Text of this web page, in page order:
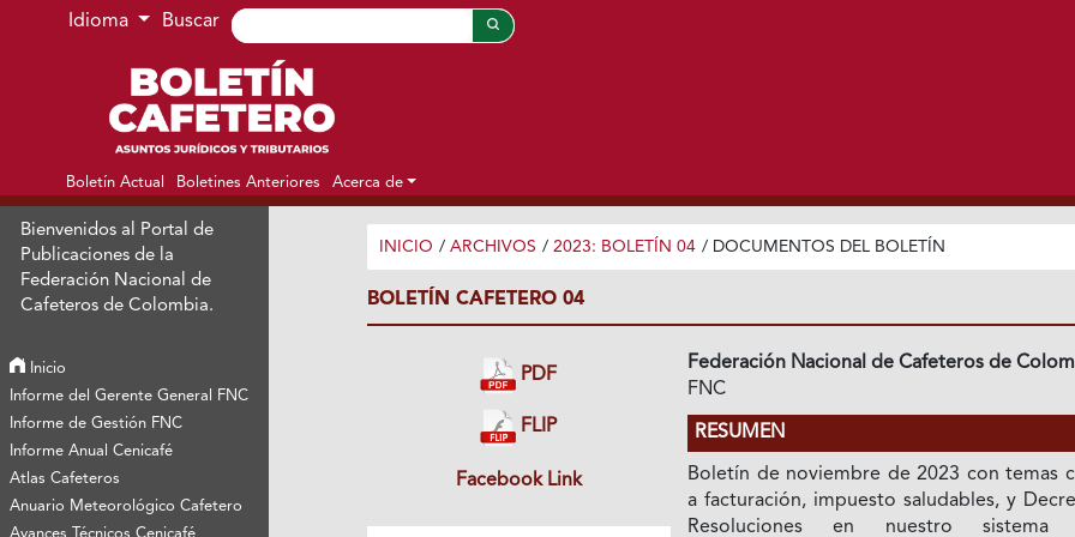
Ir al menú de navegación principal
Ir al contenido principal
Ir al pie de página del sitio
Idioma Buscar
Boletín Actual Boletines Anteriores Acerca de
Bienvenidos al Portal de
Publicaciones de la
Federación Nacional de
Cafeteros de Colombia.
Inicio
Informe del Gerente General FNC
Informe de Gestión FNC
Informe Anual Cenicafé
Atlas Cafeteros
Anuario Meteorológico Cafetero
INICIO / ARCHIVOS / 2023: BOLETÍN 04 / DOCUMENTOS DEL BOLETÍN
BOLETÍN CAFETERO 04
PDF
FLIP
Facebook Link
Federación Nacional de Cafeteros de
FNC
RESUMEN
Boletín de noviembre de 2023 con temas
a facturación, impuesto saludables, y
Resoluciones en nuestro sistema